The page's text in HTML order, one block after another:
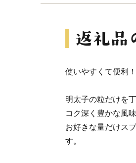
使いやすくて便利
明太子の粒だけを
コク深く豊かな風
お好きな量だけス
す。